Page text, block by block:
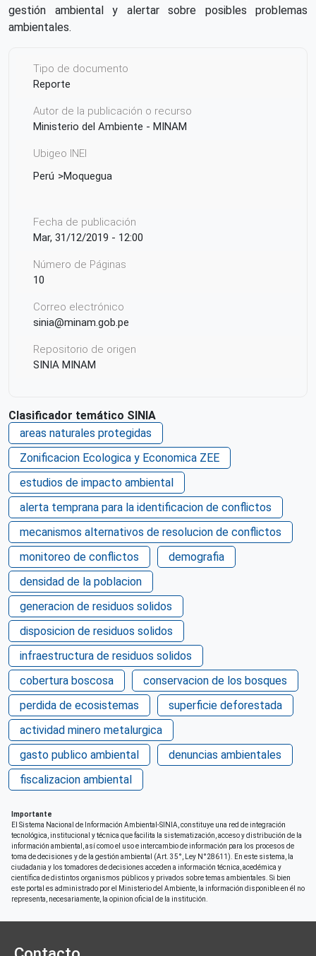
gestión ambiental y alertar sobre posibles problemas
ambientales.
Tipo de documento
Reporte
Autor de la publicación o recurso
Ministerio del Ambiente - MINAM
Ubigeo INEI
Perú
Moquegua
Fecha de publicación
Mar, 31/12/2019 - 12:00
Número de Páginas
10
Correo electrónico
sinia@minam.gob.pe
Repositorio de origen
SINIA MINAM
Clasificador temático SINIA
areas naturales protegidas
Zonificacion Ecologica y Economica ZEE
estudios de impacto ambiental
alerta temprana para la identificacion de conflictos
mecanismos alternativos de resolucion de conflictos
monitoreo de conflictos
demografia
densidad de la poblacion
generacion de residuos solidos
disposicion de residuos solidos
infraestructura de residuos solidos
cobertura boscosa
conservacion de los bosques
perdida de ecosistemas
superficie deforestada
actividad minero metalurgica
gasto publico ambiental
denuncias ambientales
fiscalizacion ambiental
Importante
El Sistema Nacional de Información Ambiental-SINIA, constituye una red de integración
tecnológica, institucional y técnica que facilita la sistematización, acceso y distribución de la
información ambiental, así como el uso e intercambio de información para los procesos de
toma de decisiones y de la gestión ambiental (Art. 35°, Ley N°28611). En este sistema, la
ciudadania y los tomadores de decisiones acceden a información técnica, acedémica y
científica de distintos organismos públicos y privados sobre temas ambientales. Si bien
este portal es administrado por el Ministerio del Ambiente, la información disponible en él no
representa, necesariamente, la opinion oficial de la institución.